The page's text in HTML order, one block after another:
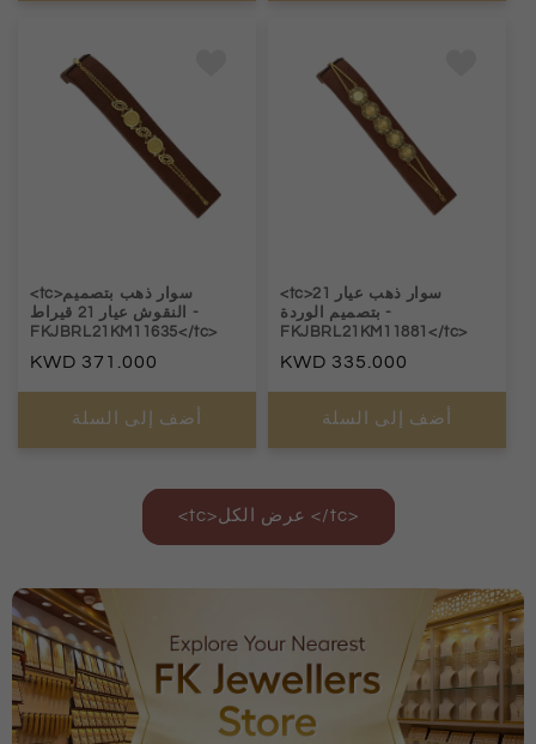
<tc>سوار ذهب بتصميم
النقوش عيار 21 قيراط
-
FKJBRL21KM11635</tc>
السعر
العادي
371.000
أضف إلى السلة
<tc>سوار ذهب عيار 21
بتصميم الوردة -
FKJBRL21KM11881</tc>
السعر
العادي
335.000
أضف إلى السلة
<tc>عرض الكل </tc>